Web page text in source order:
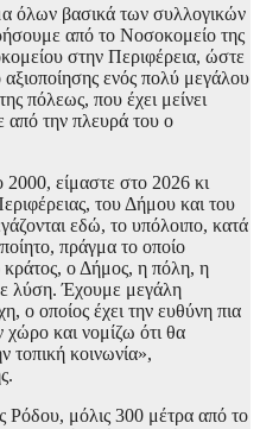
όλων βασικά των συλλογικών
από το Νοσοκομείο της
στην Περιφέρεια, ώστε
ενός πολύ μεγάλου
πόλεως, που έχει μείνει
από την πλευρά του ο
είμαστε στο 2026 κι
του Δήμου και του
εδώ, το υπόλοιπο, κατά
πράγμα το οποίο
κράτος, ο Δήμος, η πόλη, η
λύση. Έχουμε μεγάλη
ο οποίος έχει την ευθύνη πια
και νομίζω ότι θα
τοπική κοινωνία»,
Ρόδου, μόλις 300 μέτρα από το